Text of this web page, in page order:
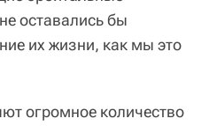
оставались бы
их жизни, как мы это
огромное количество